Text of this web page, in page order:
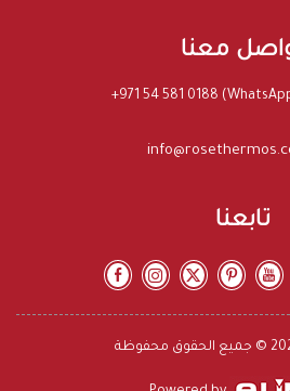
معنا
+971 54 581 0188
تابعنا